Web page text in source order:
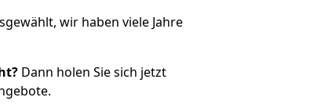
wir haben viele Jahre
Dann holen Sie sich jetzt